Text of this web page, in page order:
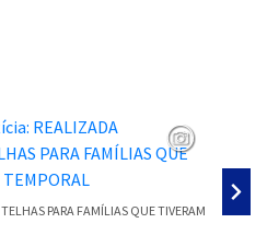
PARA FAMÍLIAS QUE TIVERAM